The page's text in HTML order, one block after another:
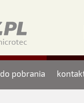
do pobrania